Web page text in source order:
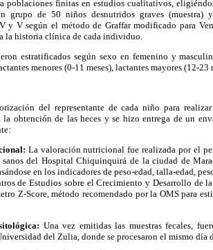
poblaciones finitas en estudios cualitativos,
grupo de 50 niños desnutridos graves (muestra)
y V según el método de Graffar modificado para
la historia clínica de cada individuo.
estratificados según sexo en femenino y
menores (0-11 meses), lactantes mayores (12-23
del representante de cada niño para
la obtención de las heces y se hizo entrega de un
La valoración nutricional fue realizada por el
sanos del Hospital Chiquinquirá de la ciudad de
en los indicadores de peso-edad, talla-edad,
de Estudios sobre el Crecimiento y Desarrollo de
Z-Score, método recomendado por la OMS para
Una vez emitidas las muestras fecales,
del Zulia, donde se procesaron el mismo día